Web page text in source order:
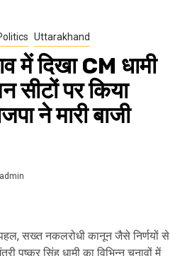
Uttarakhand
में दिखा CM धामी
सीटों पर किया
ने मारी बाजी
admin
सख्त नकलरोधी कानून जैसे निर्णयों से
पुष्कर सिंह धामी का विभिन्न चुनावों में